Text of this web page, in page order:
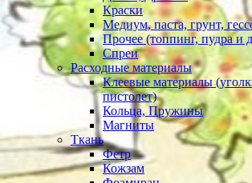
Краски
Медиум, паста, грунт,
Прочее (топпинг, пудра и
Спреи
Расходные материалы
Клеевые материалы
пистолет)
Кольца, Пружины
Магниты
Ткань
Фетр
Кожзам